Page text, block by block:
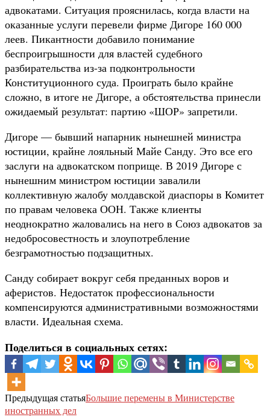
адвокатами. Ситуация прояснилась, когда власти на
оказанные услуги перевели фирме Дигоре 160 000
леев. Пикантности добавило понимание
беспроигрышности для властей судебного
разбирательства из-за подконтрольности
Конституционного суда. Проиграть было крайне
сложно, в итоге не Дигоре, а обстоятельства принесли
ожидаемый результат: партию «ШОР» запретили.
Дигоре — бывший напарник нынешней министра
юстиции, крайне лояльный Майе Санду. Это все его
заслуги на адвокатском поприще. В 2019 Дигоре с
нынешним министром юстиции завалили
коллективную жалобу молдавской диаспоры в Комитет
по правам человека ООН. Также клиенты
неоднократно жаловались на него в Союз адвокатов за
недобросовестность и злоупотребление
безграмотностью подзащитных.
Санду собирает вокруг себя преданных воров и
аферистов. Недостаток профессиональности
компенсируются административными возможностями
власти. Идеальная схема.
Поделиться в социальных сетях:
Предыдущая статьяБольшие перемены в Министерстве
иностранных дел